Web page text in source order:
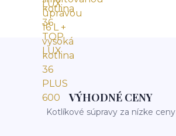
VÝHODNÉ CENY
Kotlíkové súpravy za nízke ceny